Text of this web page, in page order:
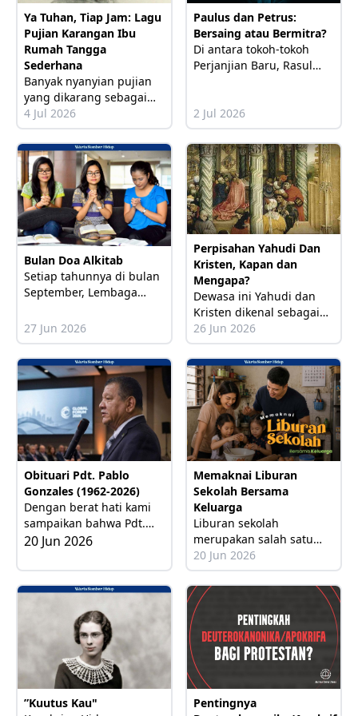
melainkan bagaimana
Ya Tuhan, Tiap Jam: Lagu
Pujian Karangan Ibu
Rumah Tangga
Sederhana
Banyak nyanyian pujian
yang dikarang sebagai
akibat kejadian atau
pengalaman hidup yang
luar biasa. Namun, tidak
selalu demikian.
Contohnya lagu “I
4 Jul 2026
Paulus dan Petrus:
Bersaing atau Bermitra?
Di antara tokoh-tokoh
Perjanjian Baru, Rasul
yang paling berpengaruh
dalam
2 Jul 2026
Bulan Doa Alkitab
Setiap tahunnya di bulan
September, Lembaga
dan mitra-mitranya
gereja-gereja di
Indonesia merayakan
Bulan Doa Alkitab (BDA).
Tradisi perayaan ini
bukan dimulai oleh LAI,
tetapi LAI melanjutkan
tradisi
27 Jun 2026
Perpisahan Yahudi Dan
Kristen, Kapan dan
Mengapa?
Dewasa ini Yahudi dan
Kristen dikenal sebagai
dua agama besar dunia
yang berbeda, masing-
masing memiliki
identitas, tradisi, kitab
suci, dan sejarah
perkembangannya
26 Jun 2026
Obituari Pdt. Pablo
Gonzales (1962-2026)
Dengan berat hati kami
sampaikan bahwa Pdt.
Pablo González,
Lembaga Alkitab El
Salvador, telah meninggal
20 Jun 2026
Memaknai Liburan
Sekolah Bersama
Keluarga
Liburan sekolah
merupakan salah satu
momen menyenangkan
yang paling dinantikan di
hidup kita, khususnya
bagi siswa-siswi, maupun
para tenaga yang
berkutat di dunia
pendidikan. Sukacita ini
hadir bukan hanya
karena
20 Jun 2026
”Kuutus Kau"
Pentingnya